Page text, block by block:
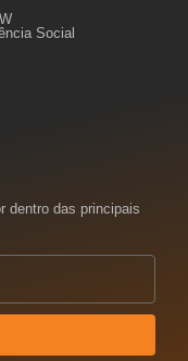
Social
dentro das principais